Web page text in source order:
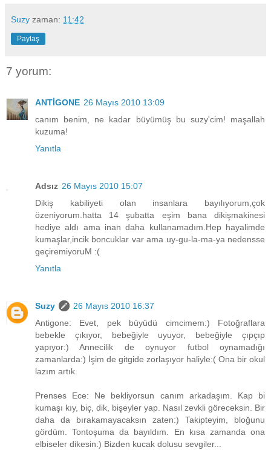
Suzy zaman: 11:42
Paylaş
7 yorum:
ANTİGONE 26 Mayıs 2010 13:09
canım benim, ne kadar büyümüş bu suzy'cim! maşallah
kuzuma!
Yanıtla
Adsız 26 Mayıs 2010 15:07
Dikiş kabiliyeti olan insanlara bayılıyorum,çok
özeniyorum.hatta 14 şubatta eşim bana dikişmakinesi
hediye aldı ama inan daha kullanamadım.Hep hayalimde
kumaşlar,incik boncuklar var ama uy-gu-la-ma-ya nedensse
geçiremiyoruM :(
Yanıtla
Suzy
26 Mayıs 2010 16:37
Antigone: Evet, pek büyüdü cimcimem:) Fotoğraflara
bebekle çıkıyor, bebeğiyle uyuyor, bebeğiyle çıpçıp
yapıyor:) Annecilik de oynuyor futbol oynamadığı
zamanlarda:) İşim de gitgide zorlaşıyor haliyle:( Ona bir okul
lazım artık.
Prenses Ece: Ne bekliyorsun canım arkadaşım. Kap bi
kumaşı kıy, biç, dik, bişeyler yap. Nasıl zevkli göreceksin. Bir
daha da bırakamayacaksın zaten:) Takipteyim, bloğunu
gördüm. Tontoşuma da bayıldım. En kısa zamanda ona
elbiseler dikesin:) Bizden kucak dolusu sevgiler...